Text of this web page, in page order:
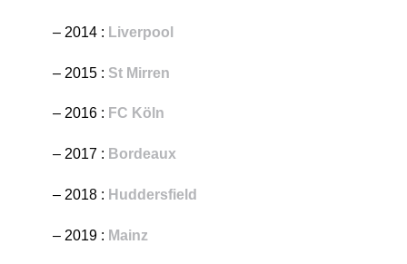
– 2014 : Liverpool
– 2015 : St Mirren
– 2016 : FC Köln
– 2017 : Bordeaux
– 2018 : Huddersfield
– 2019 : Mainz